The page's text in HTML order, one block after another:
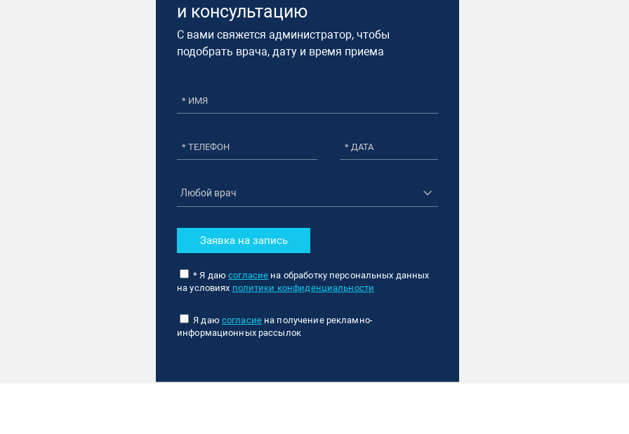
и консультацию​
С вами свяжется администратор, чтобы
подобрать врача, дату и время приема​
* ДАТА
Заявка на запись
* Я даюсогласие на обработку персональных данных
на условиях политики конфиденциальности
Я даю согласиена получение рекламно-
информационных рассылок